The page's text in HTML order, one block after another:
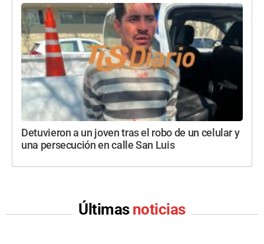
Detuvieron a un joven tras el robo de un celular y
una persecución en calle San Luis
Últimas noticias